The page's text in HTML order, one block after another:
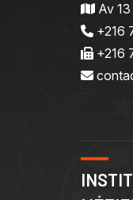
Av
+216
+216